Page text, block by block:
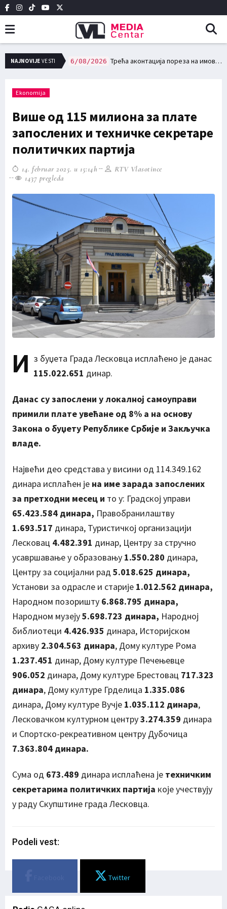
NAJNOVIJE VESTI
ДРУШТВО У ВЛАСОТИНЦУ 6/08/2026 Трећа аконтација пореза на имовину доспева за плаћање 15. августа
Ekonomija
Више од 115 милиона за плате
запослених и техничке секретаре
политичких партија
14. februar 2025. u 15:14h
RTV Vlasotince
1437 pregleda
И з буџета Града Лесковца исплаћено је данас
115.022.651 динар.
Данас су запослени у локалној самоуправи
примили плате увећане од 8% а на основу
Закона о буџету Републике Србије и Закључка
владе.
Највећи део средстава у висини од 114.349.162
динара исплаћен је на име зарада запослених
за претходни месец и то у: Градској управи
65.423.584 динара, Правобранилаштву
1.693.517 динара, Туристичкој организацији
Лесковац 4.482.391 динар, Центру за стручно
усавршавање у образовању 1.550.280 динара,
Центру за социјални рад 5.018.625 динара,
Установи за одрасле и старије 1.012.562 динара,
Народном позоришту 6.868.795 динара,
Народном музеју5.698.723 динара, Народној
библиотеци 4.426.935 динара, Историјском
архиву 2.304.563 динара, Дому културе Рома
1.237.451 динар, Дому културе Печењевце
906.052 динара, Дому културе Брестовац 717.323
динара, Дому културе Грделица 1.335.086
динара, Дому културе Вучје 1.035.112 динара,
Лесковачком културном центру3.274.359 динара
и Спортско-рекреативном центру Дубочица
7.363.804 динара.
Сума од 673.489 динара исплаћена је техничким
секретарима политичких партија које учествују
у раду Скупштине града Лесковца.
Podeli vest:
Twitter